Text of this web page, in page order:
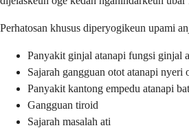
Perhatosan khusus diperyogikeun upami
Panyakit ginjal atanapi fungsi ginjal
Sajarah gangguan otot atanapi nyeri
Panyakit kantong empedu atanapi
Gangguan tiroid
Sajarah masalah ati